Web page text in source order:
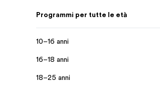
Programmi per tutte le età
10–16 anni
16–18 anni
18–25 anni